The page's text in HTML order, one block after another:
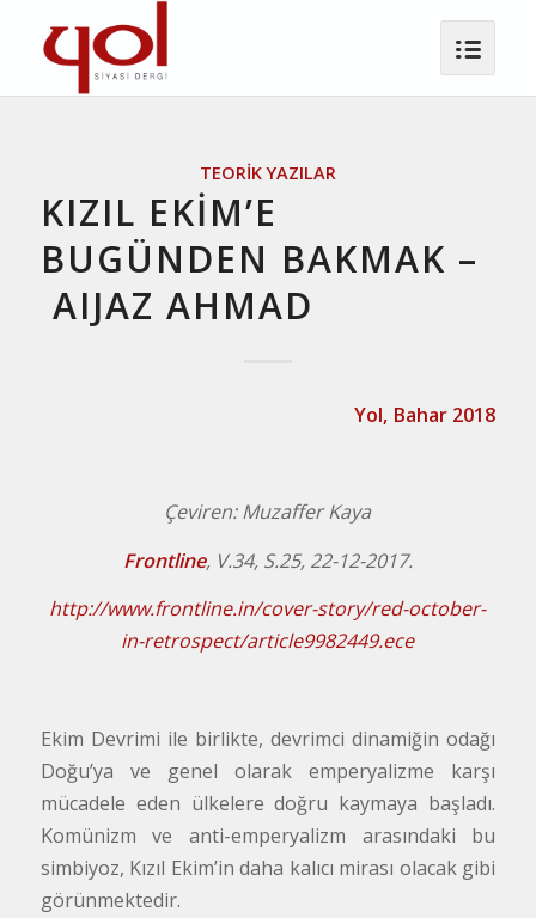
TEORIK YAZILAR
KIZIL EKİM’E
BUGÜNDEN BAKMAK –
AIJAZ AHMAD
Yol, Bahar 2018
Çeviren: Muzaffer Kaya
Frontline, V.34, S.25, 22-12-2017.
http://www.frontline.in/cover-story/red-october-
in-retrospect/article9982449.ece
Ekim Devrimi ile birlikte, devrimci dinamiğin odağı
Doğu’ya ve genel olarak emperyalizme karşı
mücadele eden ülkelere doğru kaymaya başladı.
Komünizm ve anti-emperyalizm arasındaki bu
simbiyoz, Kızıl Ekim’in daha kalıcı mirası olacak gibi
görünmektedir.